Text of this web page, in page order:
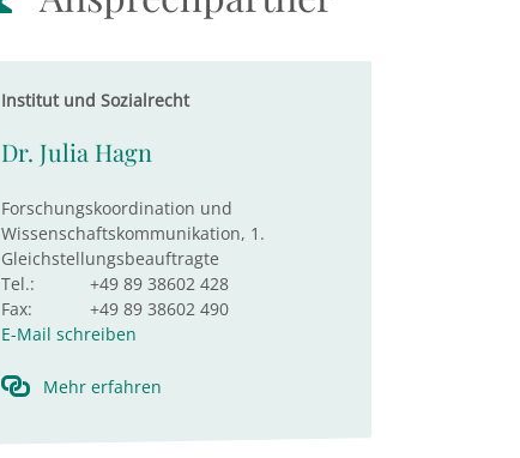
Institut und Sozialrecht
Dr. Julia Hagn
Forschungskoordination und
Wissenschaftskommunikation, 1.
Gleichstellungsbeauftragte
Tel.:
+49 89 38602 428
Fax:
+49 89 38602 490
E-Mail schreiben
Mehr erfahren